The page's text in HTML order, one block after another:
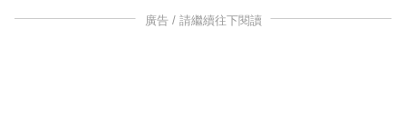
廣告 / 請繼續往下閱讀